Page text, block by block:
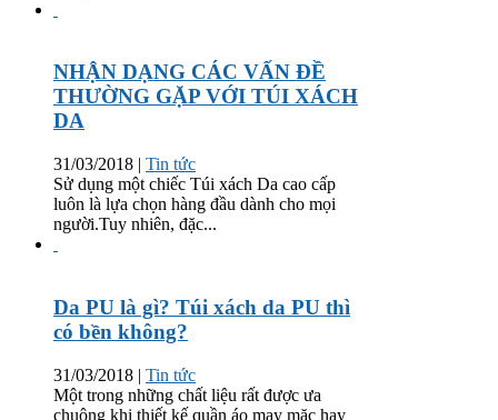
NHẬN DẠNG CÁC VẤN ĐỀ
THƯỜNG GẶP VỚI TÚI XÁCH
DA
31/03/2018 | Tin tức
Sử dụng một chiếc Túi xách Da cao cấp
luôn là lựa chọn hàng đầu dành cho mọi
người.Tuy nhiên, đặc...
Da PU là gì? Túi xách da PU thì
có bền không?
31/03/2018 | Tin tức
Một trong những chất liệu rất được ưa
chuộng khi thiết kế quần áo may mặc hay